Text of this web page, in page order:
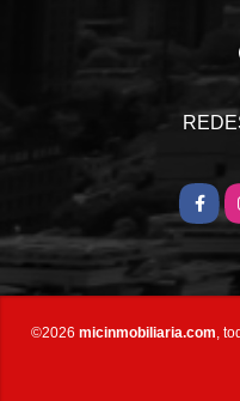
©2026 micinmobiliaria.com,